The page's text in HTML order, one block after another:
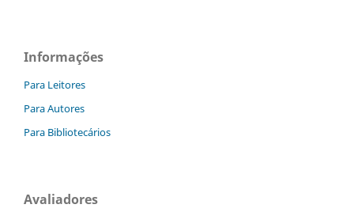
Informações
Para Leitores
Para Autores
Para Bibliotecários
Avaliadores